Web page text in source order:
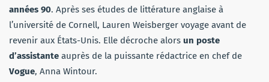
années 90. Après ses études de littérature anglaise à
l’université de Cornell, Lauren Weisberger voyage avant de
revenir aux États-Unis. Elle décroche alors un poste
d’assistante auprès de la puissante rédactrice en chef de
Vogue, Anna Wintour.